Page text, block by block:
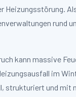
rund
kann massive
im
strukturiert und mit